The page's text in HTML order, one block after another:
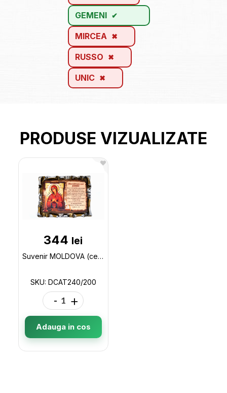
GEMENI
MIRCEA
RUSSO
UNIC
PRODUSE VIZUALIZATE
344 lei
Suvenir MOLDOVA (ceramica)AT240/200 DCAT240/200
SKU: DCAT240/200
- +
Adauga in cos